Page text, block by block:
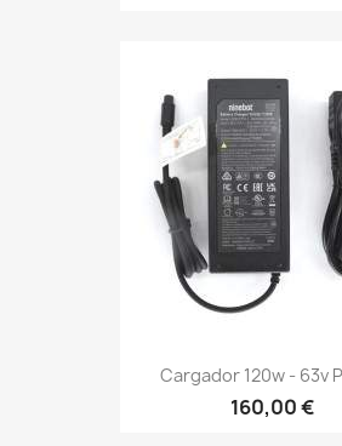
Cargador 120w - 63v
160,00 €